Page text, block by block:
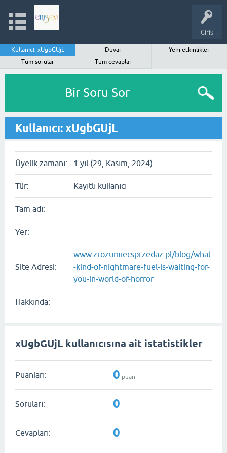
Giriş
Kullanıcı: xUgbGUjL Duvar
Yeni etkinlikler
Tüm sorular
Tüm cevaplar
Bir Soru Sor
Kullanıcı: xUgbGUjL
Üyelik zamanı: 1 yıl (29, Kasım, 2024)
Tür: Kayıtlı kullanıcı
Tam adı:
Yer:
Site Adresi:
www.zrozumiecsprzedaz.pl/blog/what
-kind-of-nightmare-fuel-is-waiting-for-
you-in-world-of-horror
Hakkında:
xUgbGUjL kullanıcısına ait istatistikler
Puanları: 0 puan
Soruları: 0
Cevapları: 0